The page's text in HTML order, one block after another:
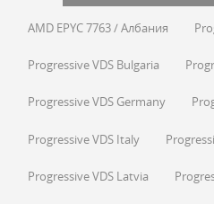
AMD EPYC 7763 / Албания
Progressive VDS Bulgaria
Progressive VDS Germany
Progressive VDS Italy
Progressive VDS Latvia